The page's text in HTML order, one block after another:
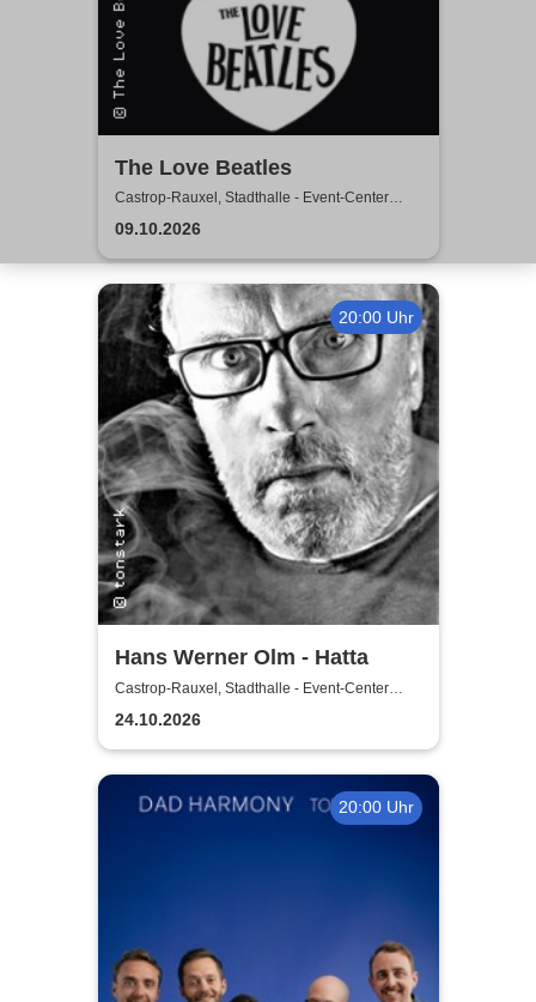
The Love Beatles
Castrop-Rauxel, Stadthalle - Event-Center
Castrop-Rauxel
09.10.2026
20:00 Uhr
Hans Werner Olm - Hatta
Castrop-Rauxel, Stadthalle - Event-Center
Castrop-Rauxel
24.10.2026
20:00 Uhr